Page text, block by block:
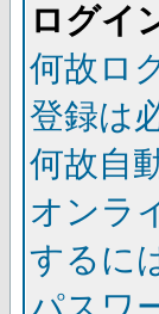
ログイ
何故ロ
登録は
何故自
オンラ
するに